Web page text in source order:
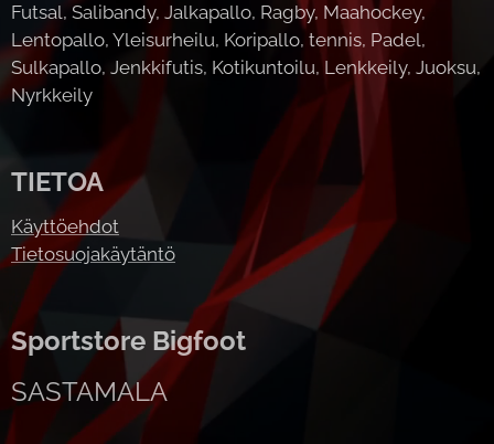
Futsal, Salibandy, Jalkapallo, Ragby, Maahockey,
Lentopallo, Yleisurheilu, Koripallo, tennis, Padel,
Sulkapallo, Jenkkifutis, Kotikuntoilu, Lenkkeily, Juoksu,
Nyrkkeily
TIETOA
Käyttöehdot
Tietosuojakäytäntö
Sportstore Bigfoot
SASTAMALA